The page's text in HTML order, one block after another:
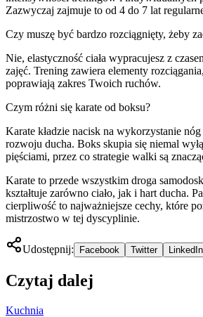
Zazwyczaj zajmuje to od 4 do 7 lat
Czy muszę być bardzo rozciągnięty, żeby
Nie, elastyczność ciała wypracujesz z
zajęć. Trening zawiera elementy
poprawiają zakres Twoich ruchów.
Czym różni się karate od boksu?
Karate kładzie nacisk na wykorzystanie
rozwoju ducha. Boks skupia się niemal
pięściami, przez co strategie walki są
Karate to przede wszystkim droga
kształtuje zarówno ciało, jak i hart ducha.
cierpliwość to najważniejsze cechy, które
mistrzostwo w tej dyscyplinie.
Udostępnij: Facebook Twitter LinkedIn
Czytaj dalej
Kuchnia